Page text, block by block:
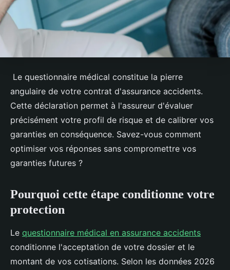
Le questionnaire médical constitue la pierre
angulaire de votre contrat d'assurance accidents.
Cette déclaration permet à l'assureur d'évaluer
précisément votre profil de risque et de calibrer vos
garanties en conséquence. Savez-vous comment
optimiser vos réponses sans compromettre vos
garanties futures ?
Pourquoi cette étape conditionne votre
protection
Le questionnaire médical en assurance accidents
conditionne l'acceptation de votre dossier et le
montant de vos cotisations. Selon les données 2026